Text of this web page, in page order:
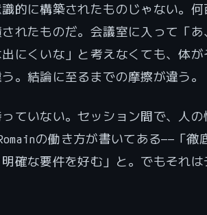
的に構築されたものじゃない。
れたものだ。会議室に入って「あ
にくいな」と考えなくても、体
。結論に至るまでの摩擦が違う。
ていない。セッション間で、人
Romainの働き方が書いてある——「
確な要件を好む」と。でもそれは